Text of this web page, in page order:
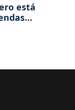
está
semana